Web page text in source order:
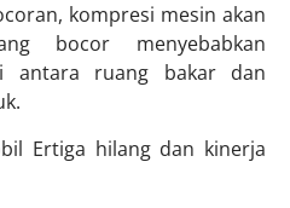
kompresi mesin akan
bocor menyebabkan
antara ruang bakar dan
Ertiga hilang dan kinerja